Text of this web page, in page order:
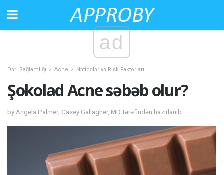
ad
Dəri Sağlamlığı Acne Nəticələr və Risk Faktorları
Şokolad Acne səbəb olur?
by Angela Palmer; Casey Gallagher, MD tərəfindən hazırlanıb